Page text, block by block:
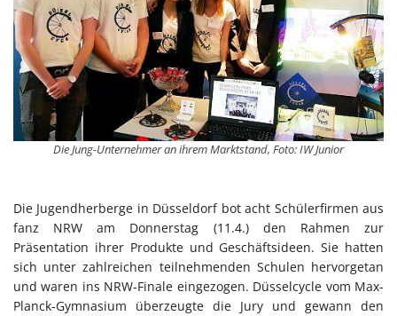
Die Jung-Unternehmer an ihrem Marktstand, Foto: IW Junior
Die Jugendherberge in Düsseldorf bot acht Schülerfirmen aus
fanz NRW am Donnerstag (11.4.) den Rahmen zur
Präsentation ihrer Produkte und Geschäftsideen. Sie hatten
sich unter zahlreichen teilnehmenden Schulen hervorgetan
und waren ins NRW-Finale eingezogen. Düsselcycle vom Max-
Planck-Gymnasium überzeugte die Jury und gewann den